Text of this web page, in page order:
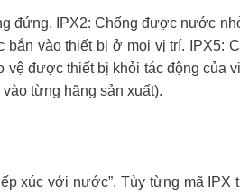
đứng. IPX2: Chống được nước
vào thiết bị ở mọi vị trí. IPX5:
được thiết bị khỏi tác động của
từng hãng sản xuất).
xúc với nước”. Tùy từng mã